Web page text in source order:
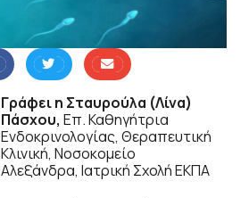
Γράφει η Σταυρούλα (Λίνα)
Πάσχου, Επ. Καθηγήτρια
Ενδοκρινολογίας, Θεραπευτική
Κλινική, Νοσοκομείο
Αλεξάνδρα, Ιατρική Σχολή ΕΚΠΑ